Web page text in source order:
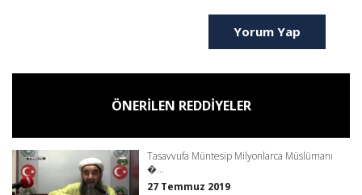
Yorum Yap
ÖNERİLEN REDDİYELER
Tasavvufa Müntesip Milyonlarca Müslümanı
�...
27 Temmuz 2019